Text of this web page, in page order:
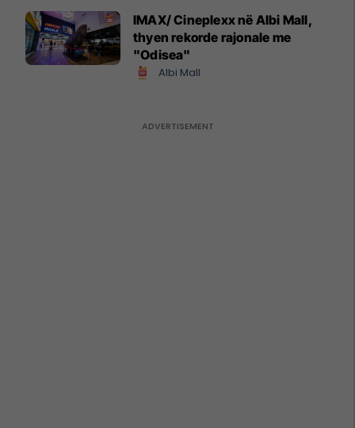
IMAX/ Cineplexx në Albi Mall,
thyen rekorde rajonale me
"Odisea"
Albi Mall